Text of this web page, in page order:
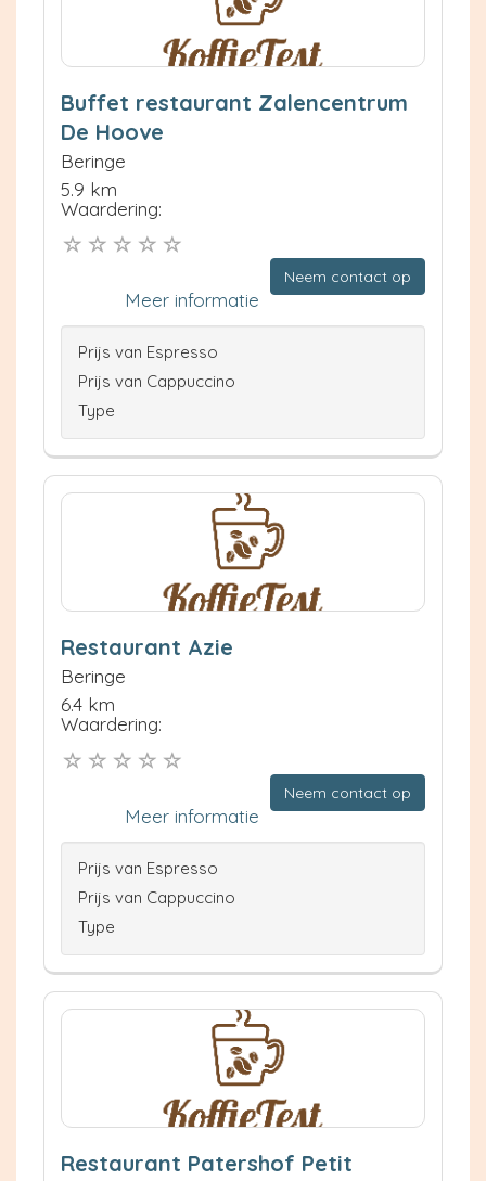
Buffet restaurant Zalencentrum
De Hoove
Beringe
5.9 km
Waardering:
Neem contact op
Meer informatie
Prijs van Espresso
Prijs van Cappuccino
Type
Restaurant Azie
Beringe
6.4 km
Waardering:
Neem contact op
Meer informatie
Prijs van Espresso
Prijs van Cappuccino
Type
Restaurant Patershof Petit